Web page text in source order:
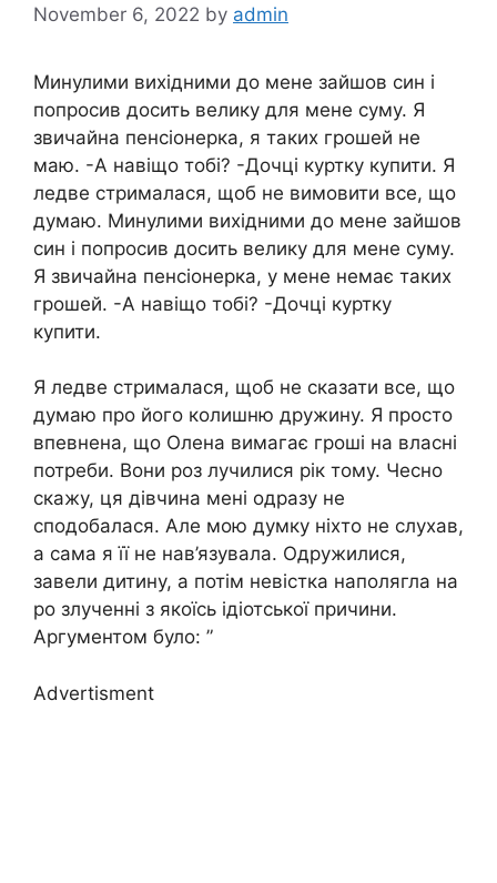
November 6, 2022 by admin
Минулими вихідними до мене зайшов син і
попросив досить велику для мене суму. Я
звичайна пенсіонерка, я таких грошей не
маю. -А навіщо тобі? -Дочці куртку купити. Я
ледве стрималася, щоб не вимовити все, що
думаю. Минулими вихідними до мене зайшов
син і попросив досить велику для мене суму.
Я звичайна пенсіонерка, у мене немає таких
грошей. -А навіщо тобі? -Дочці куртку
купити.
Я ледве стрималася, щоб не сказати все, що
думаю про його колишню дружину. Я просто
впевнена, що Олена вимагає гроші на власні
потреби. Вони роз лучилися рік тому. Чесно
скажу, ця дівчина мені одразу не
сподобалася. Але мою думку ніхто не слухав,
а сама я її не нав’язувала. Одружилися,
завели дитину, а потім невістка наполягла на
ро злученні з якоїсь ідіотської причини.
Аргументом було: ”
Advertisment